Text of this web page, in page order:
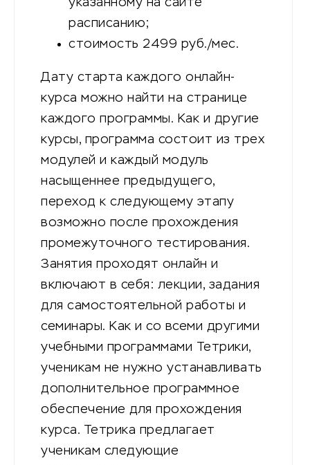
указанному на сайте
расписанию;
стоимость 2499 руб./мес.
Дату старта каждого онлайн-
курса можно найти на странице
каждого программы. Как и другие
курсы, программа состоит из трех
модулей и каждый модуль
насыщеннее предыдущего,
переход к следующему этапу
возможно после прохождения
промежуточного тестирования.
Занятия проходят онлайн и
включают в себя: лекции, задания
для самостоятельной работы и
семинары. Как и со всеми другими
учебными программами Тетрики,
ученикам не нужно устанавливать
дополнительное программное
обеспечение для прохождения
курса. Тетрика предлагает
ученикам следующие